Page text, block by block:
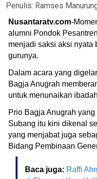
Penulis: Ramses
Nusantaratv.com-
alumni Pondok
menjadi saksi aksi nyata
gurunya.
Dalam acara yang
Bagja Anugrah
untuk menunaikan
Prio Bagja Anugrah
Subang itu kini dikenal
yang menjabat juga
Bidang Pembinaan
Baca juga: Raffi